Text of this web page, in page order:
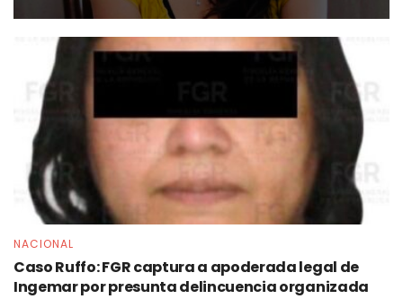
NACIONAL
Caso Ruffo: FGR captura a apoderada legal de
Ingemar por presunta delincuencia organizada